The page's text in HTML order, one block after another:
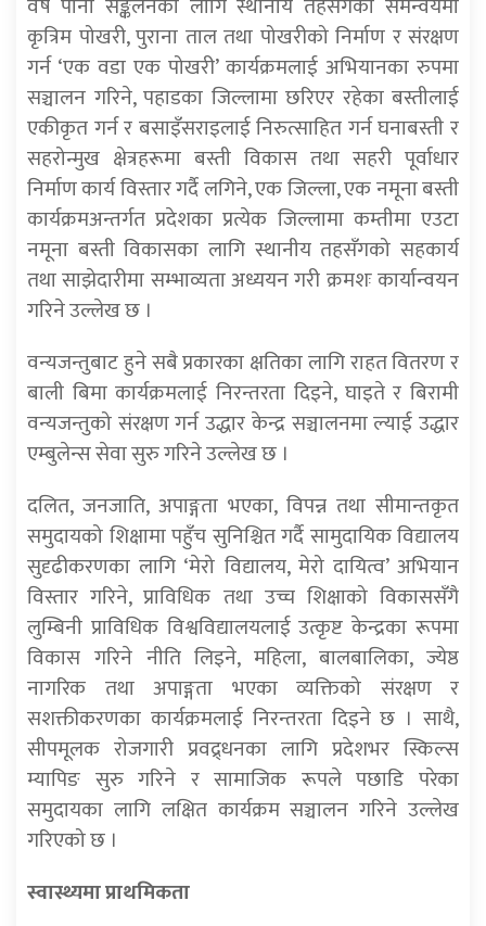
कृत्रिम पोखरी, पुराना ताल तथा पोखरीको निर्माण र संरक्षण
गर्न ‘एक वडा एक पोखरी’ कार्यक्रमलाई अभियानका रुपमा
सञ्चालन गरिने, पहाडका जिल्लामा छरिएर रहेका बस्तीलाई
एकीकृत गर्न र बसाइँसराइलाई निरुत्साहित गर्न घनाबस्ती र
सहरोन्मुख क्षेत्रहरूमा बस्ती विकास तथा सहरी पूर्वाधार
निर्माण कार्य विस्तार गर्दै लगिने, एक जिल्ला, एक नमूना बस्ती
कार्यक्रमअन्तर्गत प्रदेशका प्रत्येक जिल्लामा कम्तीमा एउटा
नमूना बस्ती विकासका लागि स्थानीय तहसँगको सहकार्य
तथा साझेदारीमा सम्भाव्यता अध्ययन गरी क्रमशः कार्यान्वयन
गरिने उल्लेख छ ।
वन्यजन्तुबाट हुने सबै प्रकारका क्षतिका लागि राहत वितरण र
बाली बिमा कार्यक्रमलाई निरन्तरता दिइने, घाइते र बिरामी
वन्यजन्तुको संरक्षण गर्न उद्धार केन्द्र सञ्चालनमा ल्याई उद्धार
एम्बुलेन्स सेवा सुरु गरिने उल्लेख छ ।
दलित, जनजाति, अपाङ्गता भएका, विपन्न तथा सीमान्तकृत
समुदायको शिक्षामा पहुँच सुनिश्चित गर्दै सामुदायिक विद्यालय
सुदृढीकरणका लागि ‘मेरो विद्यालय, मेरो दायित्व’ अभियान
विस्तार गरिने, प्राविधिक तथा उच्च शिक्षाको विकाससँगै
लुम्बिनी प्राविधिक विश्वविद्यालयलाई उत्कृष्ट केन्द्रका रूपमा
विकास गरिने नीति लिइने, महिला, बालबालिका, ज्येष्ठ
नागरिक तथा अपाङ्गता भएका व्यक्तिको संरक्षण र
सशक्तीकरणका कार्यक्रमलाई निरन्तरता दिइने छ । साथै,
सीपमूलक रोजगारी प्रवद्र्धनका लागि प्रदेशभर स्किल्स
म्यापिङ सुरु गरिने र सामाजिक रूपले पछाडि परेका
समुदायका लागि लक्षित कार्यक्रम सञ्चालन गरिने उल्लेख
गरिएको छ ।
स्वास्थ्यमा प्राथमिकता